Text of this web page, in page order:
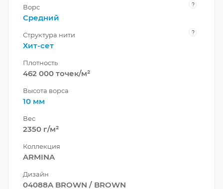
Ворс ?
Средний
Структура нити ?
Хит-сет
Плотность
462 000 точек/м²
Высота ворса
10 мм
Вес
2350 г/м²
Коллекция
ARMINA
Дизайн
04088A BROWN / BROWN